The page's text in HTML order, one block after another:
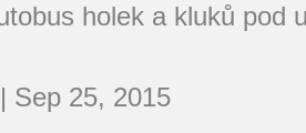
holek a kluků pod
| Sep 25, 2015